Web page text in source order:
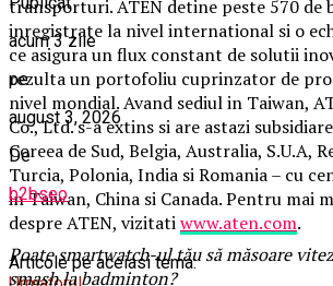
transporturi. ATEN detine peste 570 de
inregistrate la nivel international si o
ce asigura un flux constant de solutii
rezulta un portofoliu cuprinzator de
nivel mondial. Avand sediul in Taiwan,
Co., Ltd. s-a extins si are astazi
Coreea de Sud, Belgia, Australia, S.U.A,
Turcia, Polonia, India si Romania – cu
in Taiwan, China si Canada. Pentru mai
despre ATEN, vizitatiwww.aten.com.
Articole pe aceiasi tema:
acum 3 zile
pe
august 3, 2026
De
b2bseo
Poate smartwatch-ul tăusă măsoare
smash la badminton?